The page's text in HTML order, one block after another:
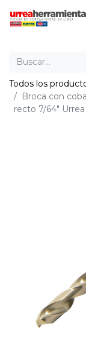
Todos los
Broca con
recto 7/64" Urrea